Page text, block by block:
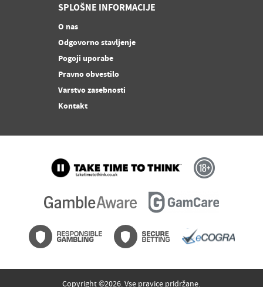
SPLOŠNE INFORMACIJE
O nas
Odgovorno stavljenje
Pogoji uporabe
Pravno obvestilo
Varstvo zasebnosti
Kontakt
Copyright ©2026. Vse pravice pridržane.